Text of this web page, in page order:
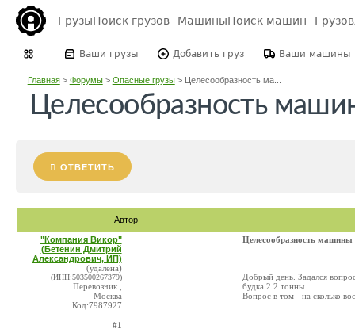
ГрузыПоиск грузов МашиныПоиск машин
Ваши грузы Добавить груз Ваши машины
Главная> Форумы> Опасные грузы> Целесообразность ма...
Целесообразность
ОТВЕТИТЬ
Автор
"Компания Викор"
(Бетенин Дмитрий
Александрович, ИП)
(удалена)
(ИНН:503500267379)
Перевозчик ,
Москва
Код:7987927
#1
Целесообразность машины
Добрый день. Задался
будка 2.2 тонны.
Вопрос в том - на сколько